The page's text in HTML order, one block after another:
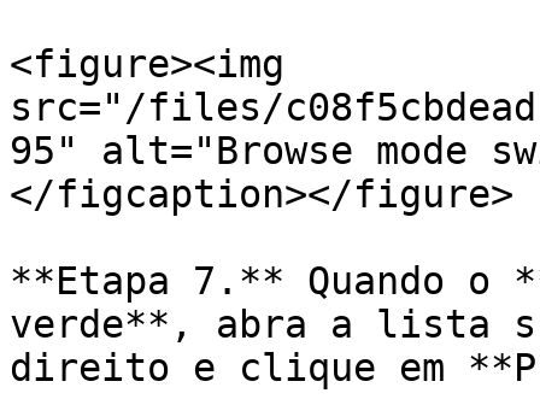
<figure><img
src="/files/
95" alt="Browse mode
</figcaption></figure>
**Etapa 7.** Quando
verde**, abra a lista
direito e clique em